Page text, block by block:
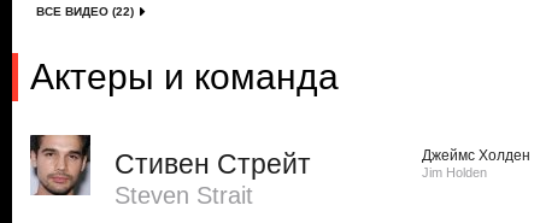
ВСЕ ВИДЕО (22)
Актеры и команда
Стивен Стрейт
Steven Strait
Джеймс Холден
Jim Holden